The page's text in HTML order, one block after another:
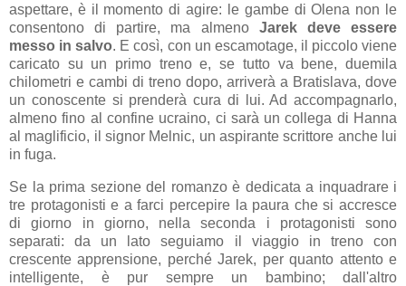
aspettare, è il momento di agire: le gambe di Olena non le
consentono di partire, ma almeno Jarek deve essere
messo in salvo. E così, con un escamotage, il piccolo viene
caricato su un primo treno e, se tutto va bene, duemila
chilometri e cambi di treno dopo, arriverà a Bratislava, dove
un conoscente si prenderà cura di lui. Ad accompagnarlo,
almeno fino al confine ucraino, ci sarà un collega di Hanna
al maglificio, il signor Melnic, un aspirante scrittore anche lui
in fuga.
Se la prima sezione del romanzo è dedicata a inquadrare i
tre protagonisti e a farci percepire la paura che si accresce
di giorno in giorno, nella seconda i protagonisti sono
separati: da un lato seguiamo il viaggio in treno con
crescente apprensione, perché Jarek, per quanto attento e
intelligente, è pur sempre un bambino; dall'altro